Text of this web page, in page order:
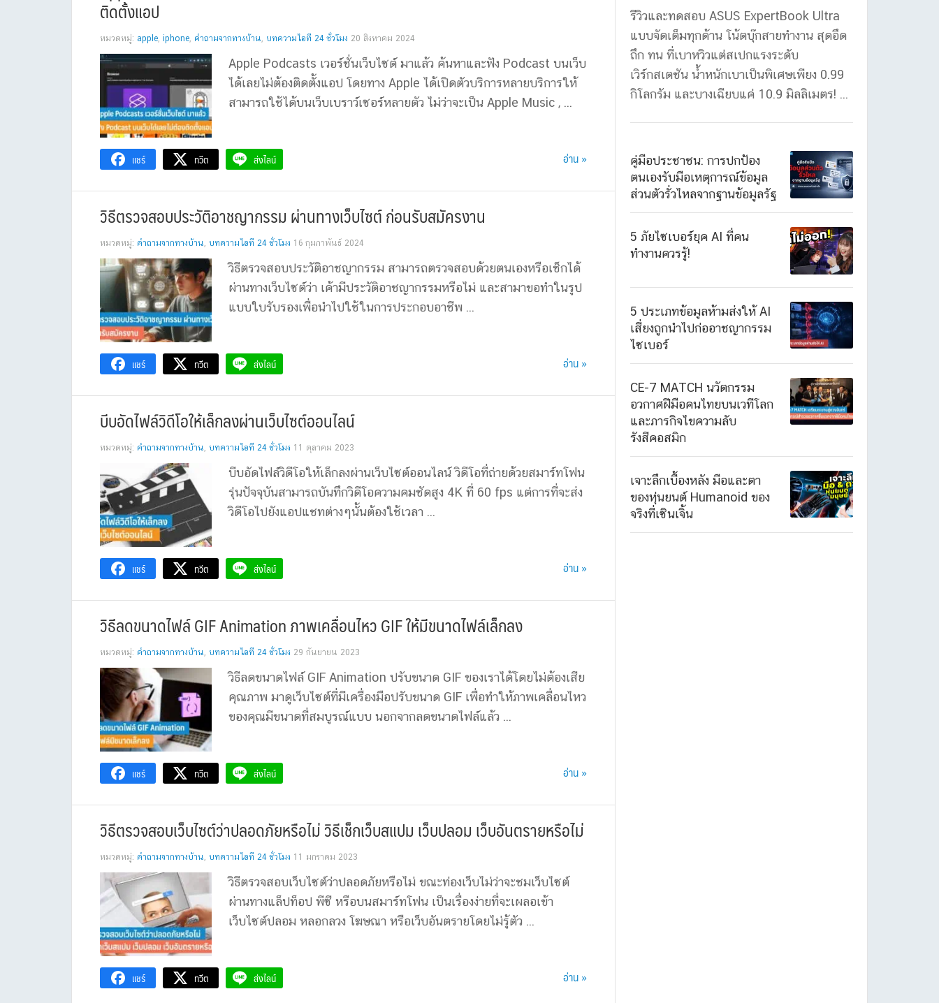
ติดตั้งแอป
หมวดหมู่: apple, iphone, คำถามจากทางบ้าน, บทความไอที 24 ชั่วโมง 20 สิงหาคม 2024
Apple Podcasts เวอร์ชั่นเว็บไซต์ มาแล้ว ค้นหาและฟัง Podcast บนเว็บ
ได้เลยไม่ต้องติดตั้งแอป โดยทาง Apple ได้เปิดตัวบริการหลายบริการให้
สามารถใช้ได้บนเว็บเบราว์เซอร์หลายตัว ไม่ว่าจะเป็น Apple Music , ...
แชร์ ทวีต ส่งไลน์ อ่าน »
วิธีตรวจสอบประวัติอาชญากรรม ผ่านทางเว็บไซต์ ก่อนรับสมัครงาน
หมวดหมู่: คำถามจากทางบ้าน, บทความไอที 24 ชั่วโมง 16 กุมภาพันธ์ 2024
วิธีตรวจสอบประวัติอาชญากรรม สามารถตรวจสอบด้วยตนเองหรือเช็กได้
ผ่านทางเว็บไซต์ว่า เค้ามีประวัติอาชญากรรมหรือไม่ และสามาขอทำในรูป
แบบใบรับรองเพื่อนำไปใช้ในการประกอบอาชีพ ...
แชร์ ทวีต ส่งไลน์ อ่าน »
บีบอัดไฟล์วิดีโอให้เล็กลงผ่านเว็บไซต์ออนไลน์
หมวดหมู่: คำถามจากทางบ้าน, บทความไอที 24 ชั่วโมง 11 ตุลาคม 2023
บีบอัดไฟล์วิดีโอให้เล็กลงผ่านเว็บไซต์ออนไลน์ วิดีโอที่ถ่ายด้วยสมาร์ทโฟน
รุ่นปัจจุบันสามารถบันทึกวิดีโอความคมชัดสูง 4K ที่ 60 fps แต่การที่จะส่ง
วิดีโอไปยังแอปแชทต่างๆนั้นต้องใช้เวลา ...
แชร์ ทวีต ส่งไลน์ อ่าน »
วิธีลดขนาดไฟล์ GIF Animation ภาพเคลื่อนไหว GIF ให้มีขนาดไฟล์เล็กลง
หมวดหมู่: คำถามจากทางบ้าน, บทความไอที 24 ชั่วโมง 29 กันยายน 2023
วิธีลดขนาดไฟล์ GIF Animation ปรับขนาด GIF ของเราได้โดยไม่ต้องเสีย
คุณภาพ มาดูเว็บไซต์ที่มีเครื่องมือปรับขนาด GIF เพื่อทำให้ภาพเคลื่อนไหว
ของคุณมีขนาดที่สมบูรณ์แบบ นอกจากลดขนาดไฟล์แล้ว ...
แชร์ ทวีต ส่งไลน์ อ่าน »
วิธีตรวจสอบเว็บไซต์ว่าปลอดภัยหรือไม่ วิธีเช็กเว็บสแปม เว็บปลอม เว็บอันตรายหรือไม่
หมวดหมู่: คำถามจากทางบ้าน, บทความไอที 24 ชั่วโมง 11 มกราคม 2023
วิธีตรวจสอบเว็บไซต์ว่าปลอดภัยหรือไม่ ขณะท่องเว็บไม่ว่าจะชมเว็บไซต์
ผ่านทางแล็ปท็อป พีซี หรือบนสมาร์ทโฟน เป็นเรื่องง่ายที่จะเผลอเข้า
เว็บไซต์ปลอม หลอกลวง โฆษณา หรือเว็บอันตรายโดยไม่รู้ตัว ...
แชร์ ทวีต ส่งไลน์ อ่าน »
รีวิวและทดสอบ ASUS ExpertBook Ultra
แบบจัดเต็มทุกด้าน โน้ตบุ๊กสายทำงาน สุดอึด
ถึก ทน ที่เบาหวิวแต่สเปกแรงระดับ
เวิร์กสเตชัน น้ำหนักเบาเป็นพิเศษเพียง 0.99
กิโลกรัม และบางเฉียบแค่ 10.9 มิลลิเมตร! ...
คู่มือประชาชน: การปกป้อง
ตนเองรับมือเหตุการณ์ข้อมูล
ส่วนตัวรั่วไหลจากฐานข้อมูลรัฐ
5 ภัยไซเบอร์ยุค AI ที่คน
ทำงานควรรู้!
5 ประเภทข้อมูลห้ามส่งให้ AI
เสี่ยงถูกนำไปก่ออาชญากรรม
ไซเบอร์
CE-7 MATCH นวัตกรรม
อวกาศฝีมือคนไทยบนเวทีโลก
และภารกิจไขความลับ
รังสีคอสมิก
เจาะลึกเบื้องหลัง มือและตา
ของหุ่นยนต์ Humanoid ของ
จริงที่เซินเจิ้น